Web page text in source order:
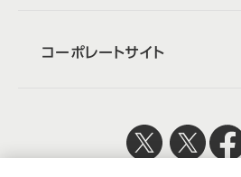
コーポレートサイト